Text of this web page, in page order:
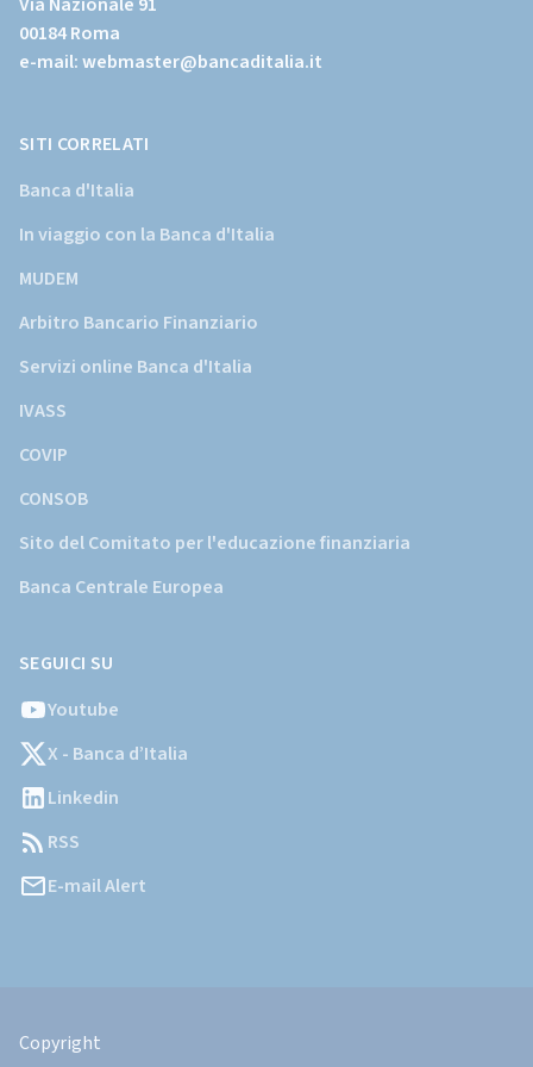
sito
istituzionale
della
00184 Roma
e-mail:webmaster@bancaditalia.it
SITI CORRELATI
Banca d'Italia
In viaggio con la Banca d'Italia
MUDEM
Arbitro Bancario Finanziario
Servizi online Banca d'Italia
IVASS
COVIP
CONSOB
Sito del Comitato per l'educazione finanziaria
Banca Centrale Europea
SEGUICI SU
Youtube
X - Banca d’Italia
Linkedin
RSS
E-mail Alert
Legali
Copyright